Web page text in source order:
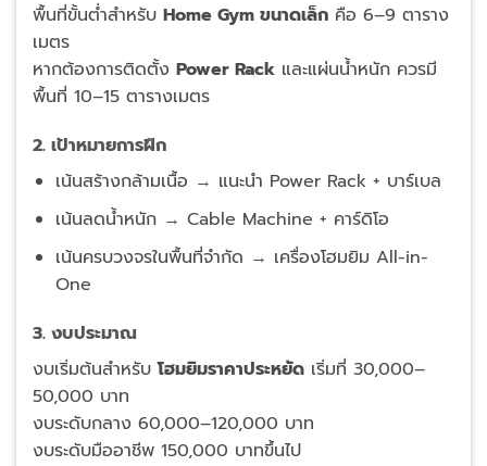
พื้นที่ขั้นต่ำสำหรับ Home Gym ขนาดเล็ก คือ 6–9 ตาราง
เมตร
หากต้องการติดตั้ง Power Rack และแผ่นน้ำหนัก ควรมี
พื้นที่ 10–15 ตารางเมตร
2. เป้าหมายการฝึก
เน้นสร้างกล้ามเนื้อ → แนะนำ Power Rack + บาร์เบล
เน้นลดน้ำหนัก → Cable Machine + คาร์ดิโอ
เน้นครบวงจรในพื้นที่จำกัด → เครื่องโฮมยิม All-in-
One
3. งบประมาณ
งบเริ่มต้นสำหรับโฮมยิมราคาประหยัด เริ่มที่ 30,000–
50,000 บาท
งบระดับกลาง 60,000–120,000 บาท
งบระดับมืออาชีพ 150,000 บาทขึ้นไป